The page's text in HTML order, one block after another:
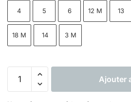
4 5 6 12 M 13
18 M 14 3 M
Ajouter